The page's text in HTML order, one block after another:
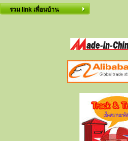
รวม link เพื่อนบ้าน